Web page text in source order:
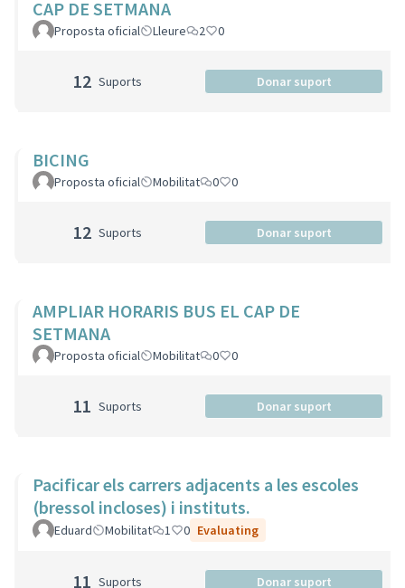
CAP DE SETMANA
Proposta oficial Lleure 2 0
12 Suports Donar suport
BICING
Proposta oficial Mobilitat 0 0
12 Suports Donar suport
AMPLIAR HORARIS BUS EL CAP DE
SETMANA
Proposta oficial Mobilitat 0 0
11 Suports Donar suport
Pacificar els carrers adjacents a les escoles
(bressol incloses) i instituts.
Eduard Mobilitat 1 0 Evaluating
11 Suports Donar suport